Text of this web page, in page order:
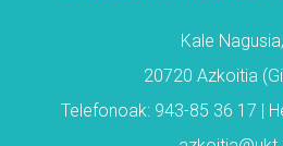
Kale
20720 Azkoitia
Telefonoak: 943-85 36 17 |